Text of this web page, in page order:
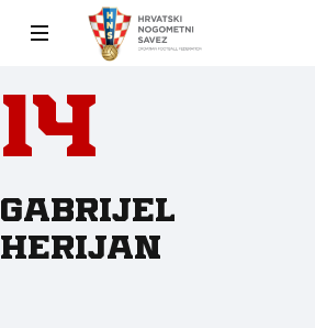
14
Gabrijel
Herijan